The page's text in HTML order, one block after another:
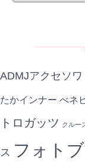
ADMJアクセソワ
たかインナー べネ
トロガッツ クルー
ス フォト